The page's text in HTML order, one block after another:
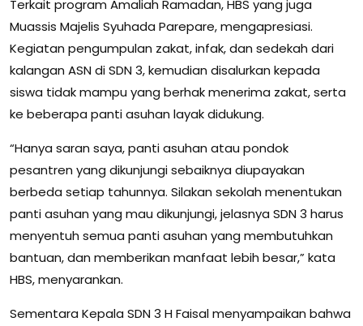
Terkait program Amaliah Ramadan, HBS yang juga
Muassis Majelis Syuhada Parepare, mengapresiasi.
Kegiatan pengumpulan zakat, infak, dan sedekah dari
kalangan ASN di SDN 3, kemudian disalurkan kepada
siswa tidak mampu yang berhak menerima zakat, serta
ke beberapa panti asuhan layak didukung.
“Hanya saran saya, panti asuhan atau pondok
pesantren yang dikunjungi sebaiknya diupayakan
berbeda setiap tahunnya. Silakan sekolah menentukan
panti asuhan yang mau dikunjungi, jelasnya SDN 3 harus
menyentuh semua panti asuhan yang membutuhkan
bantuan, dan memberikan manfaat lebih besar,” kata
HBS, menyarankan.
Sementara Kepala SDN 3 H Faisal menyampaikan bahwa